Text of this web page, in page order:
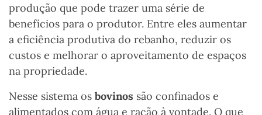
produção que pode trazer uma série de
benefícios para o produtor. Entre eles aumentar
a eficiência produtiva do rebanho, reduzir os
custos e melhorar o aproveitamento de espaços
na propriedade.
Nesse sistema os bovinos são confinados e
alimentados com água e ração à vontade. O que